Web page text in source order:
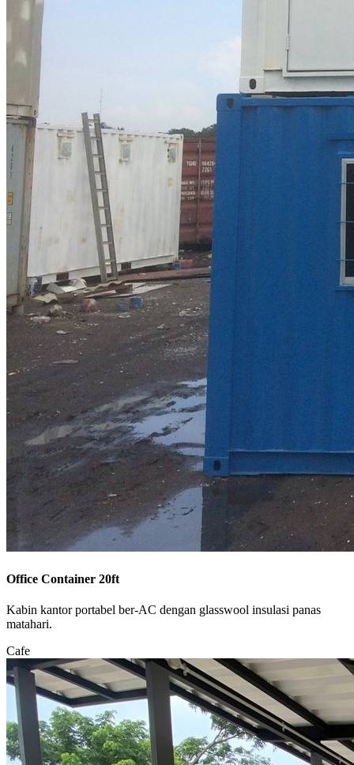
Office Container 20ft
Kabin kantor portabel ber-AC dengan glasswool insulasi panas
matahari.
Cafe